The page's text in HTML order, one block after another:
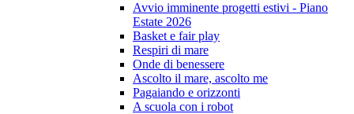
Avvio imminente progetti estivi - Piano
Estate 2026
Basket e fair play
Respiri di mare
Onde di benessere
Ascolto il mare, ascolto me
Pagaiando e orizzonti
A scuola con i robot